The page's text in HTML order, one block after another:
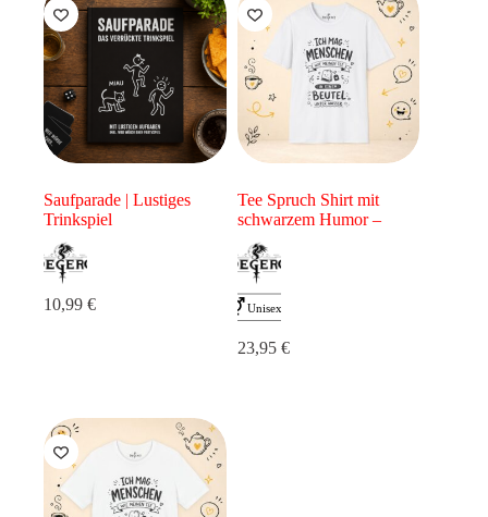
Saufparade | Lustiges
Trinkspiel
10,99 €
Tee Spruch Shirt mit
schwarzem Humor –
23,95 €